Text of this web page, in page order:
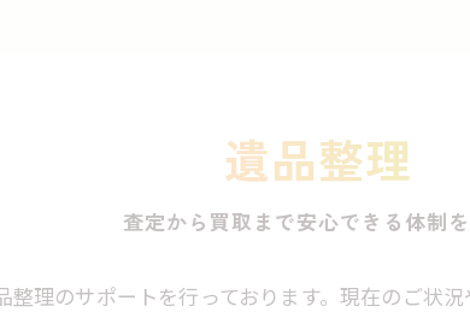
遺品整理
査定から買取まで安心できる体制
理のサポートを行っております。現在のご状